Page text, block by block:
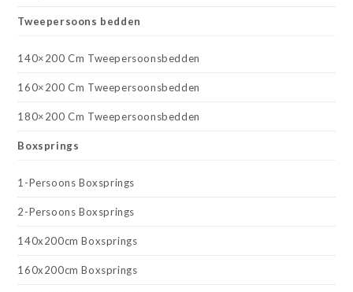
Tweepersoons bedden
140×200 Cm Tweepersoonsbedden
160×200 Cm Tweepersoonsbedden
180×200 Cm Tweepersoonsbedden
Boxsprings
1-Persoons Boxsprings
2-Persoons Boxsprings
140x200cm Boxsprings
160x200cm Boxsprings